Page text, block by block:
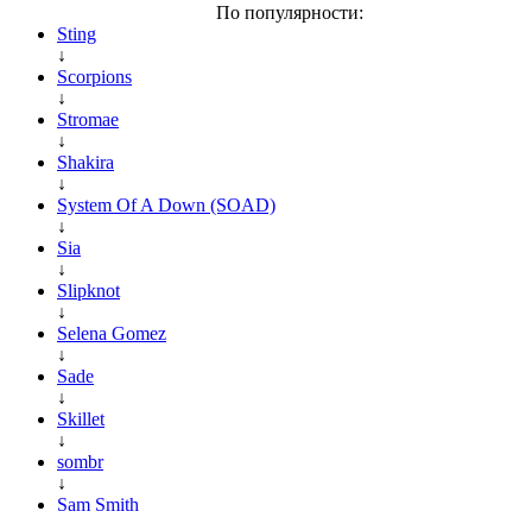
По популярности:
Sting
↓
Scorpions
↓
Stromae
↓
Shakira
↓
System Of A Down (SOAD)
↓
Sia
↓
Slipknot
↓
Selena Gomez
↓
Sade
↓
Skillet
↓
sombr
↓
Sam Smith